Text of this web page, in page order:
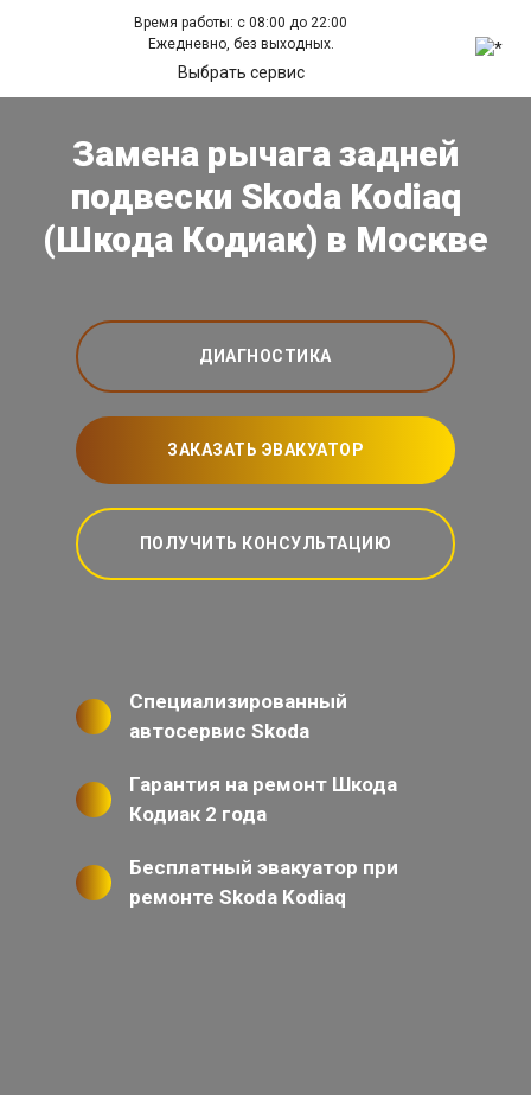
Время работы: с 08:00 до 22:00
Ежедневно, без выходных.
Выбрать сервис
Замена рычага задней
подвески Skoda Kodiaq
(Шкода Кодиак) в Москве
ДИАГНОСТИКА
ЗАКАЗАТЬ ЭВАКУАТОР
ПОЛУЧИТЬ КОНСУЛЬТАЦИЮ
Специализированный
автосервис Skoda
Гарантия на ремонт Шкода
Кодиак 2 года
Бесплатный эвакуатор при
ремонте Skoda Kodiaq